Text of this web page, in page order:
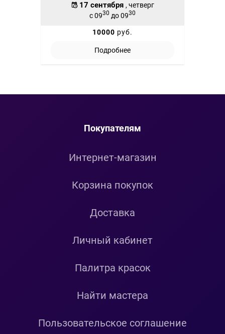
17 сентября , четверг
с 0930 до 0930
10000 руб.
Подробнее
Покупателям
Интернет-магазин
Корзина покупок
Доставка
Личный кабинет
Палитра красок
Найти мастера
Пользовательское соглашение